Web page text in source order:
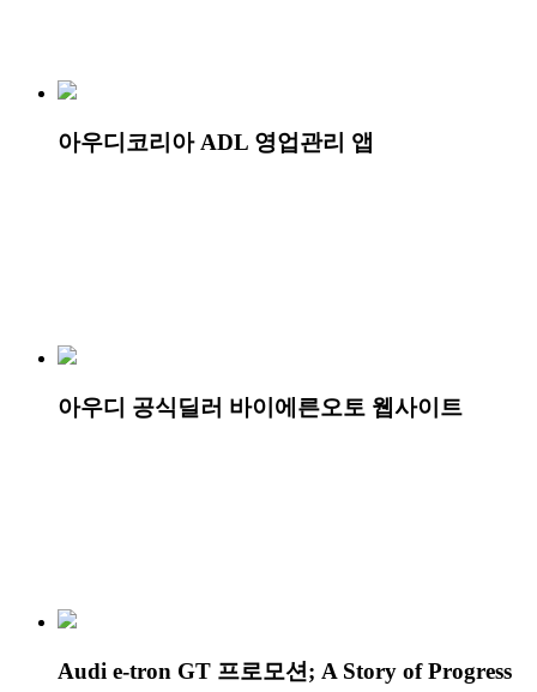
아우디코리아 ADL 영업관리 앱
아우디 공식딜러 바이에른오토 웹사이트
Audi e-tron GT 프로모션; A Story of Progress